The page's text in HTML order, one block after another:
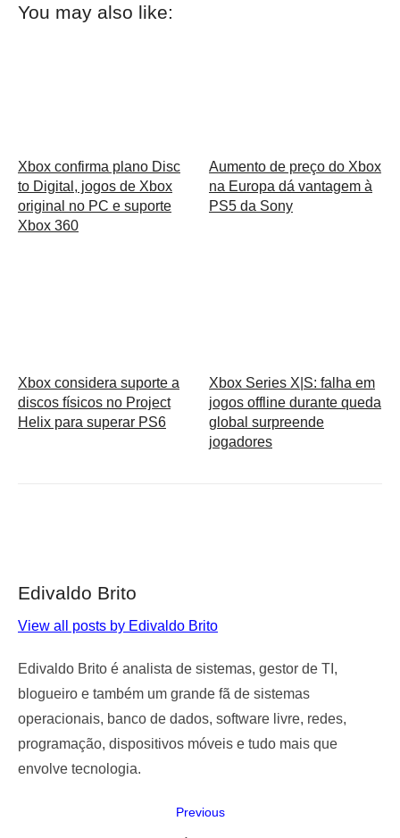
You may also like:
Xbox confirma plano Disc
to Digital, jogos de Xbox
original no PC e suporte
Xbox 360
Aumento de preço do Xbox
na Europa dá vantagem à
PS5 da Sony
Xbox considera suporte a
discos físicos no Project
Helix para superar PS6
Xbox Series X|S: falha em
jogos offline durante queda
global surpreende
jogadores
Edivaldo Brito
View all posts by Edivaldo Brito
Edivaldo Brito é analista de sistemas, gestor de TI,
blogueiro e também um grande fã de sistemas
operacionais, banco de dados, software livre, redes,
programação, dispositivos móveis e tudo mais que
envolve tecnologia.
Previous